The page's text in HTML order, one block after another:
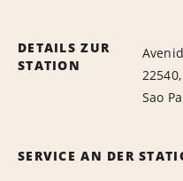
DETAILS ZUR
STATION
22540,
Sao
SERVICE AN DER